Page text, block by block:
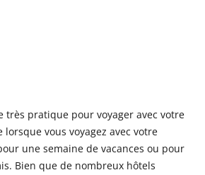
très pratique pour voyager avec votre
vous voyagez avec votre
une semaine de vacances ou pour
Bien que de nombreux hôtels